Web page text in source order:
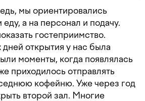
мы ориентировались
а на персонал и подачу.
гостеприимство.
открытия у нас была
моменты, когда появлялась
приходилось отправлять
кофейню. Уже через год
второй зал. Многие